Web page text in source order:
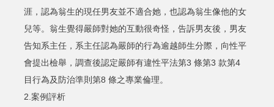
涯，認為翁生的現任男友並不適合她，也認為翁生像他的女
兒等。翁生覺得嚴師對她的互動很奇怪，告訴男友後，男友
告知系主任，系主任認為嚴師的行為逾越師生分際，向性平
會提出檢舉，調查後認定嚴師有違性平法第3 條第3 款第4
目行為及防治準則第8 條之專業倫理。
2.案例評析